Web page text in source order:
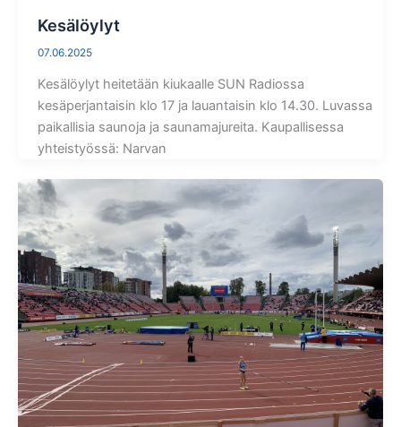
Kesälöylyt
07.06.2025
Kesälöylyt heitetään kiukaalle SUN Radiossa
kesäperjantaisin klo 17 ja lauantaisin klo 14.30. Luvassa
paikallisia saunoja ja saunamajureita. Kaupallisessa
yhteistyössä: Narvan